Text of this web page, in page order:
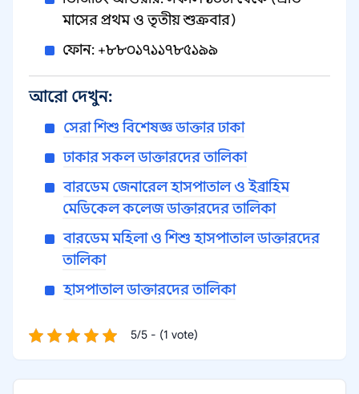
মাসের প্রথম ও তৃতীয় শুক্রবার)
ফোন: +৮৮০১৭১১৭৮৫১৯৯
আরো দেখুন:
সেরা শিশু বিশেষজ্ঞ ডাক্তার ঢাকা
ঢাকার সকল ডাক্তারদের তালিকা
বারডেম জেনারেল হাসপাতাল ও ইব্রাহিম
মেডিকেল কলেজ ডাক্তারদের তালিকা
বারডেম মহিলা ও শিশু হাসপাতাল ডাক্তারদের
তালিকা
হাসপাতাল ডাক্তারদের তালিকা
5/5 - (1 vote)